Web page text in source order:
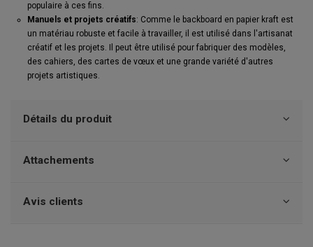
populaire à ces fins.
Manuels et projets créatifs: Comme le backboard en papier kraft est
un matériau robuste et facile à travailler, il est utilisé dans l'artisanat
créatif et les projets. Il peut être utilisé pour fabriquer des modèles,
des cahiers, des cartes de vœux et une grande variété d'autres
projets artistiques.
Détails du produit
Attachements
Avis clients